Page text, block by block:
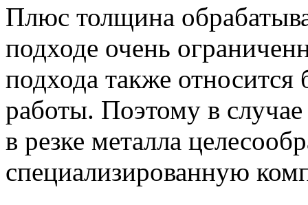
Плюс толщина
подходе очень
подхода также
работы. Поэтому в
в резке металла
специализированную